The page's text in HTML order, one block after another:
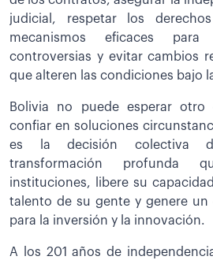
judicial, respetar los
mecanismos eficaces
controversias y evitar cambios
que alteren las condiciones bajo
Bolivia no puede esperar
confiar en soluciones
es la decisión colectiva
transformación profunda
instituciones, libere su
talento de su gente y genere un
para la inversión y la innovación.
A los 201 años de